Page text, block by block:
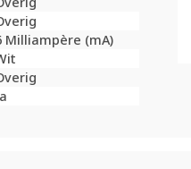
Milliampère (mA)